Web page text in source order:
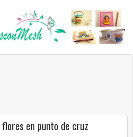
en punto de cruz